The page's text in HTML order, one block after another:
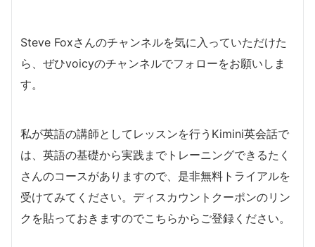
Steve Foxさんのチャンネルを気に入っていただけた
ら、ぜひvoicyのチャンネルでフォローをお願いしま
す。
私が英語の講師としてレッスンを行うKimini英会話で
は、英語の基礎から実践までトレーニングできるたく
さんのコースがありますので、是非無料トライアルを
受けてみてください。ディスカウントクーポンのリン
クを貼っておきますのでこちらからご登録ください。